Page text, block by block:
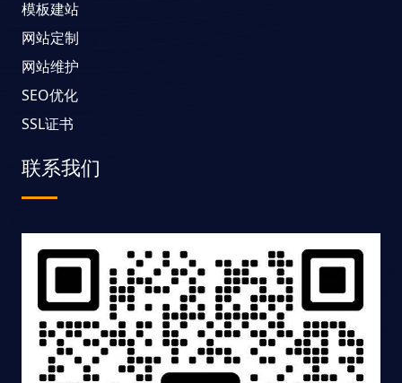
模板建站
网站定制
网站维护
SEO优化
SSL证书
联系我们